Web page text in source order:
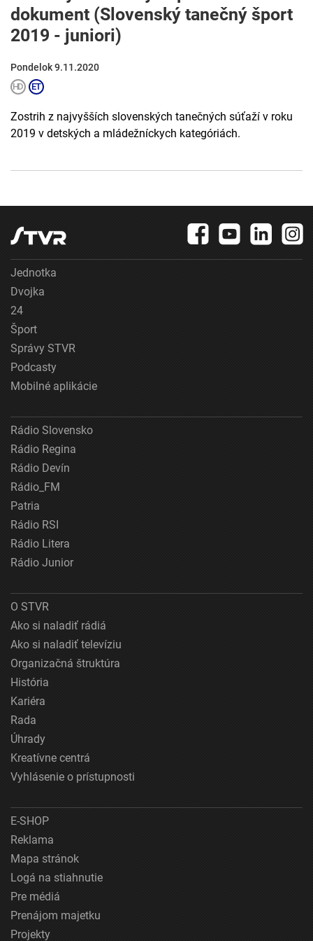
dokument (Slovenský tanečný šport
2019 - juniori)
Pondelok 9.11.2020
Zostrih z najvyšších slovenských tanečných súťaží v roku
2019 v detských a mládežníckych kategóriách.
Jednotka
Dvojka
24
Šport
Správy STVR
Podcasty
Mobilné aplikácie
Rádio Slovensko
Rádio Regina
Rádio Devín
Rádio_FM
Patria
Rádio RSI
Rádio Litera
Rádio Junior
O STVR
Ako si naladiť rádiá
Ako si naladiť televíziu
Organizačná štruktúra
História
Kariéra
Rada
Úhrady
Kreatívne centrá
Vyhlásenie o prístupnosti
E-SHOP
Reklama
Mapa stránok
Logá na stiahnutie
Pre médiá
Prenájom majetku
Projekty